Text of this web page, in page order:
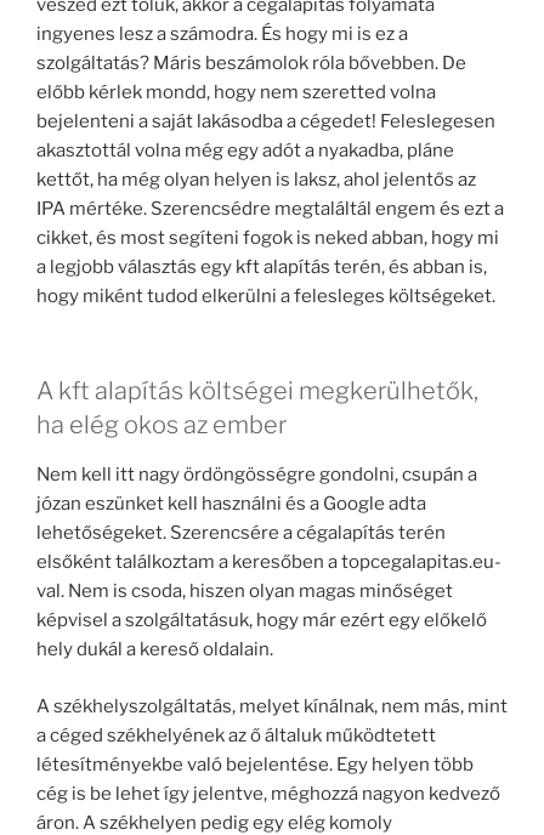
ingyenes lesz a számodra. És hogy mi is ez a
szolgáltatás? Máris beszámolok róla bővebben. De
előbb kérlek mondd, hogy nem szeretted volna
bejelenteni a saját lakásodba a cégedet! Feleslegesen
akasztottál volna még egy adót a nyakadba, pláne
kettőt, ha még olyan helyen is laksz, ahol jelentős az
IPA mértéke. Szerencsédre megtaláltál engem és ezt a
cikket, és most segíteni fogok is neked abban, hogy mi
a legjobb választás egy kft alapítás terén, és abban is,
hogy miként tudod elkerülni a felesleges költségeket.
A kft alapítás költségei megkerülhetők,
ha elég okos az ember
Nem kell itt nagy ördöngösségre gondolni, csupán a
józan eszünket kell használni és a Google adta
lehetőségeket. Szerencsére a cégalapítás terén
elsőként találkoztam a keresőben a topcegalapitas.eu-
val. Nem is csoda, hiszen olyan magas minőséget
képvisel a szolgáltatásuk, hogy már ezért egy előkelő
hely dukál a kereső oldalain.
A székhelyszolgáltatás, melyet kínálnak, nem más, mint
a céged székhelyének az ő általuk működtetett
létesítményekbe való bejelentése. Egy helyen több
cég is be lehet így jelentve, méghozzá nagyon kedvező
áron. A székhelyen pedig egy elég komoly